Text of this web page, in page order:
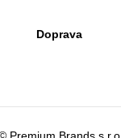
Doprava